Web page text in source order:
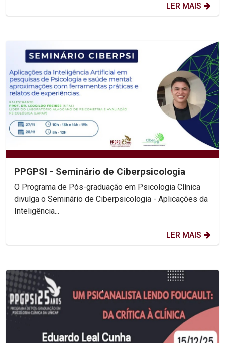
LER MAIS
PPGPSI - Seminário de Ciberpsicologia
O Programa de Pós-graduação em Psicologia Clínica
divulga o Seminário de Ciberpsicologia - Aplicações da
Inteligência...
LER MAIS